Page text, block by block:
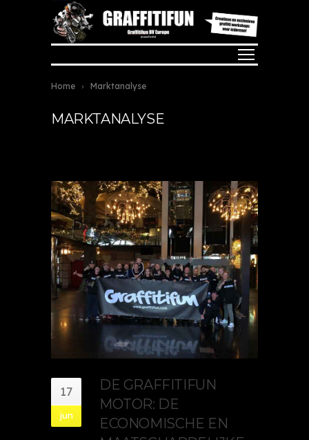
Home Marktanalyse
MARKTANALYSE
17
jun
DE GRAFFITIFUN
MOTOR: DE
ECONOMISCHE EN